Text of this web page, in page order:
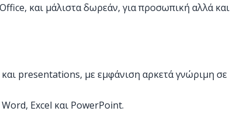
και μάλιστα δωρεάν, για προσωπική αλλά και
presentations, με εμφάνιση αρκετά γνώριμη σε
Excel και PowerPoint.